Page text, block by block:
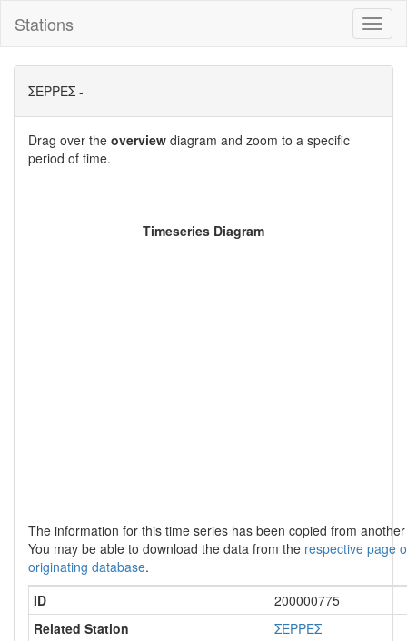
Stations
ΣΕΡΡΕΣ -
Drag over the overview diagram and zoom to a specific
period of time.
Timeseries Diagram
The information for this time series has been copied from
You may be able to download the data from the respective page
originating database.
ID
200000775
Related Station
ΣΕΡΡΕΣ